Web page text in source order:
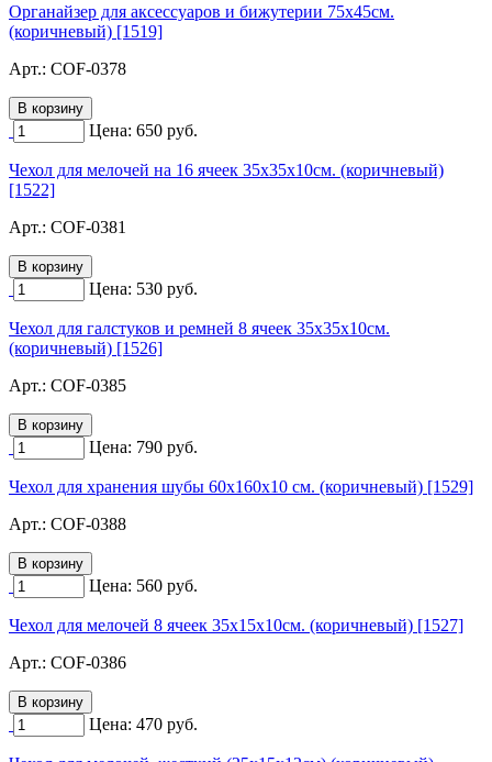
Органайзер для аксессуаров и бижутерии 75х45см.
(коричневый) [1519]
Арт.: COF-0378
Цена: 650 руб.
Чехол для мелочей на 16 ячеек 35х35х10см. (коричневый)
[1522]
Арт.: COF-0381
Цена: 530 руб.
Чехол для галстуков и ремней 8 ячеек 35х35х10см.
(коричневый) [1526]
Арт.: COF-0385
Цена: 790 руб.
Чехол для хранения шубы 60х160х10 см. (коричневый) [1529]
Арт.: COF-0388
Цена: 560 руб.
Чехол для мелочей 8 ячеек 35х15х10см. (коричневый) [1527]
Арт.: COF-0386
Цена: 470 руб.